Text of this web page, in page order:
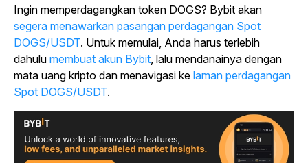
Ingin memperdagangkan token DOGS? Bybit akan
segera menawarkan pasangan perdagangan Spot
DOGS/USDT. Untuk memulai, Anda harus terlebih
dahulu membuat akun Bybit, lalu mendanainya dengan
mata uang kripto dan menavigasi ke laman perdagangan
Spot DOGS/USDT.